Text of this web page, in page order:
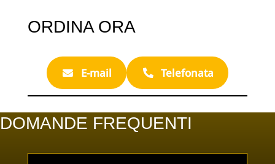
ORDINA ORA
E-mail Telefonata
DOMANDE FREQUENTI